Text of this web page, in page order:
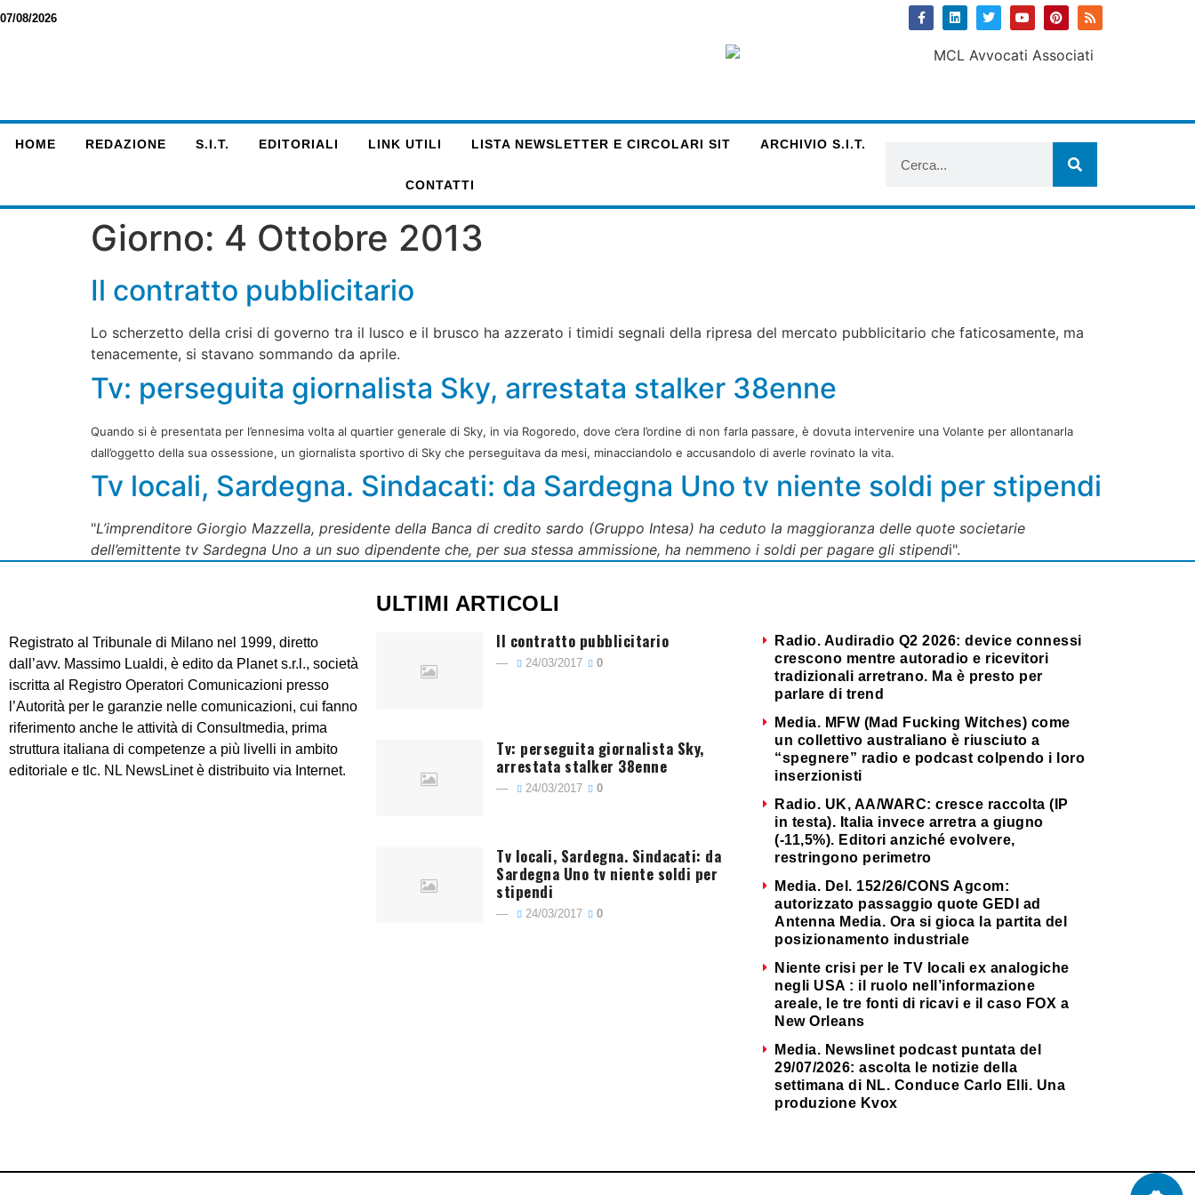
07/08/2026
HOME REDAZIONE S.I.T. EDITORIALI LINK UTILI LISTA NEWSLETTER E CIRCOLARI SIT ARCHIVIO S.I.T.
CONTATTI
Giorno: 4 Ottobre 2013
Il contratto pubblicitario
Lo scherzetto della crisi di governo tra il lusco e il brusco ha azzerato i timidi segnali della ripresa del mercato pubblicitario che faticosamente, ma
tenacemente, si stavano sommando da aprile.
Tv: perseguita giornalista Sky, arrestata stalker 38enne
Quando si è presentata per l’ennesima volta al quartier generale di Sky, in via Rogoredo, dove c’era l’ordine di non farla passare, è dovuta intervenire una Volante per allontanarla
dall’oggetto della sua ossessione, un giornalista sportivo di Sky che perseguitava da mesi, minacciandolo e accusandolo di averle rovinato la vita.
Tv locali, Sardegna. Sindacati: da Sardegna Uno tv niente soldi per stipendi
"L’imprenditore Giorgio Mazzella, presidente della Banca di credito sardo (Gruppo Intesa) ha ceduto la maggioranza delle quote societarie
dell’emittente tv Sardegna Uno a un suo dipendente che, per sua stessa ammissione, ha nemmeno i soldi per pagare gli stipendi".
Registrato al Tribunale di Milano nel 1999, diretto
dall’avv. Massimo Lualdi, è edito da Planet s.r.l., società
iscritta al Registro Operatori Comunicazioni presso
l’Autorità per le garanzie nelle comunicazioni, cui fanno
riferimento anche le attività di Consultmedia, prima
struttura italiana di competenze a più livelli in ambito
editoriale e tlc. NL NewsLinet è distribuito via Internet.
ULTIMI ARTICOLI
Il contratto pubblicitario
24/03/2017 0
Tv: perseguita giornalista Sky,
arrestata stalker 38enne
24/03/2017 0
Tv locali, Sardegna. Sindacati: da
Sardegna Uno tv niente soldi per
stipendi
24/03/2017 0
Radio. Audiradio Q2 2026: device connessi
crescono mentre autoradio e ricevitori
tradizionali arretrano. Ma è presto per
parlare di trend
Media. MFW (Mad Fucking Witches) come
un collettivo australiano è riusciuto a
“spegnere” radio e podcast colpendo i loro
inserzionisti
Radio. UK, AA/WARC: cresce raccolta (IP
in testa). Italia invece arretra a giugno
(-11,5%). Editori anziché evolvere,
restringono perimetro
Media. Del. 152/26/CONS Agcom:
autorizzato passaggio quote GEDI ad
Antenna Media. Ora si gioca la partita del
posizionamento industriale
Niente crisi per le TV locali ex analogiche
negli USA : il ruolo nell’informazione
areale, le tre fonti di ricavi e il caso FOX a
New Orleans
Media. Newslinet podcast puntata del
29/07/2026: ascolta le notizie della
settimana di NL. Conduce Carlo Elli. Una
produzione Kvox